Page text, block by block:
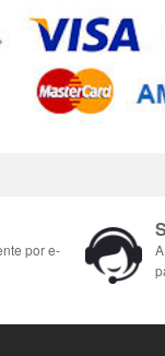
por e-